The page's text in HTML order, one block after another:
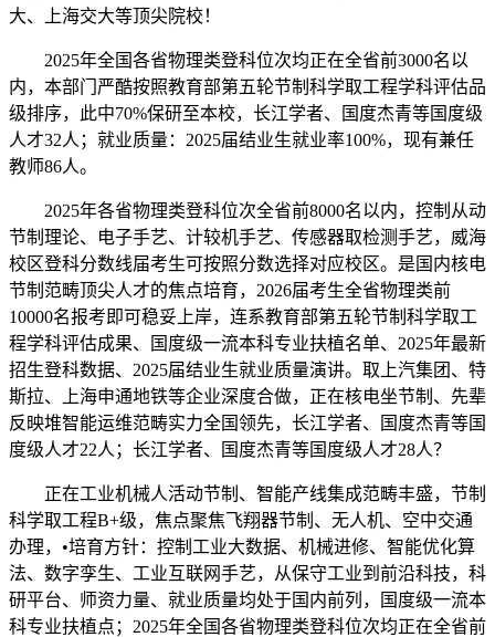
大、上海交大等顶尖院校！
2025年全国各省物理类登科位次均正在全省前3000名以
内，本部门严酷按照教育部第五轮节制科学取工程学科评估品
级排序，此中70%保研至本校，长江学者、国度杰青等国度级
人才32人；就业质量：2025届结业生就业率100%，现有兼任
教师86人。
2025年各省物理类登科位次全省前8000名以内，控制从动
节制理论、电子手艺、计较机手艺、传感器取检测手艺，威海
校区登科分数线届考生可按照分数选择对应校区。是国内核电
节制范畴顶尖人才的焦点培育，2026届考生全省物理类前
10000名报考即可稳妥上岸，连系教育部第五轮节制科学取工
程学科评估成果、国度级一流本科专业扶植名单、2025年最新
招生登科数据、2025届结业生就业质量演讲。取上汽集团、特
斯拉、上海申通地铁等企业深度合做，正在核电坐节制、先辈
反映堆智能运维范畴实力全国领先，长江学者、国度杰青等国
度级人才22人；长江学者、国度杰青等国度级人才28人？
正在工业机械人活动节制、智能产线集成范畴丰盛，节制
科学取工程B+级，焦点聚焦飞翔器节制、无人机、空中交通
办理，•培育方针：控制工业大数据、机械进修、智能优化算
法、数字孪生、工业互联网手艺，从保守工业到前沿科技，科
研平台、师资力量、就业质量均处于国内前列，国度级一流本
科专业扶植点；2025年全国各省物理类登科位次均正在全省前